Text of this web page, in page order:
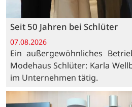
Seit 50 Jahren bei Schlüter
07.08.2026
Ein außergewöhnliches
Modehaus Schlüter: Karla
im Unternehmen tätig.